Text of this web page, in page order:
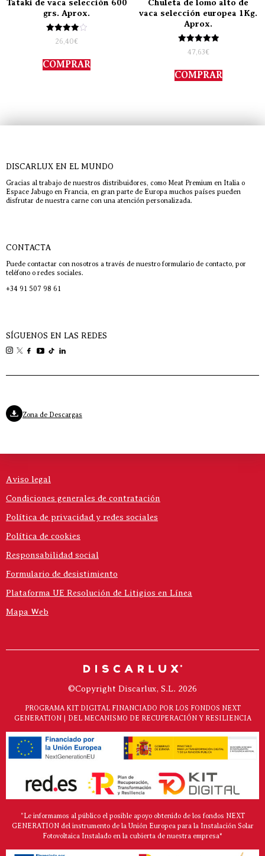
Tataki de vaca selección 600
grs. Aprox.
Valorado
con
de 5
26,40€
COMPRAR
Chuleta de lomo alto de
vaca selección europea 1Kg.
Aprox.
Valorado
con
de 5
47,63€
COMPRAR
DISCARLUX EN EL MUNDO
Gracias al trabajo de nuestros distribuidores, como Meat Premium en Italia o
Espace Jabugo en Francia, en gran parte de Europa muchos países pueden
disfrutar de nuestra carne con una atención personalizada.
CONTACTA
Puede contactar con nosotros a través de nuestro formulario de contacto, por
teléfono o redes sociales.
+34 91 507 98 61
SÍGUENOS EN LAS REDES
Zona de Descargas
Aviso legal
Condiciones generales de contratación
Política de privacidad y redes sociales
Política de cookies
Responsabilidad social
Formulario de desistimiento
Plataforma UE Resolución de Litigios en Línea
Mapa Web
©Copyright Discarlux, S.L. 2026
PROGRAMA KIT DIGITAL FINANCIADO POR LOS FONDOS NEXT
GENERATION | DEL MECANISMO DE RECUPERACIÓN Y RESILIENCIA
"Le informamos al público el posible apoyo obtenido de los fondos NEXT
GENERATION del instrumento de la Unión Europea para la Instalación Solar
Fotovoltaica Instalado en la cubierta de nuestra empresa*